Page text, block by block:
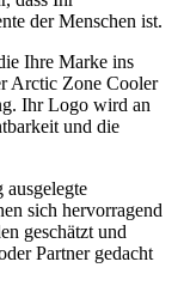
der Menschen ist.
Ihre Marke ins
Arctic Zone Cooler
Ihr Logo wird an
und die
ausgelegte
sich hervorragend
geschätzt und
Partner gedacht